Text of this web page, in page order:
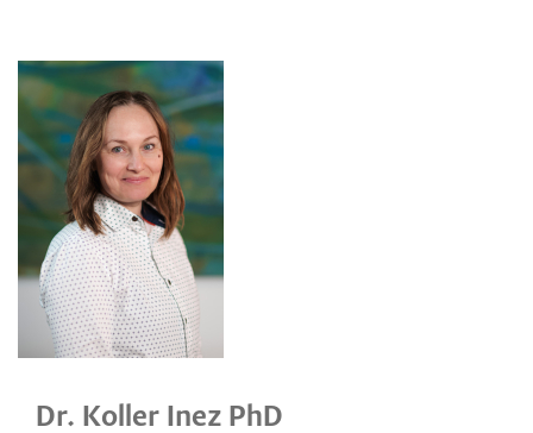
Dr. Koller Inez PhD